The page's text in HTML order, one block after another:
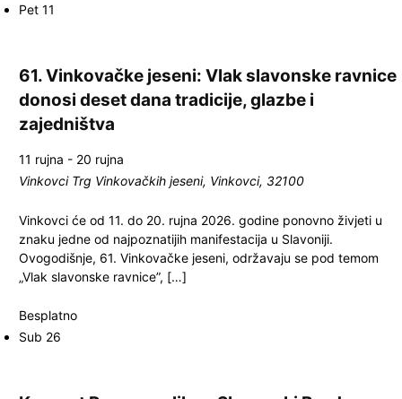
Pet 11
61. Vinkovačke jeseni: Vlak slavonske ravnice
donosi deset dana tradicije, glazbe i
zajedništva
11 rujna - 20 rujna
Vinkovci Trg Vinkovačkih jeseni, Vinkovci, 32100
Vinkovci će od 11. do 20. rujna 2026. godine ponovno živjeti u
znaku jedne od najpoznatijih manifestacija u Slavoniji.
Ovogodišnje, 61. Vinkovačke jeseni, održavaju se pod temom
„Vlak slavonske ravnice”, […]
Besplatno
Sub 26